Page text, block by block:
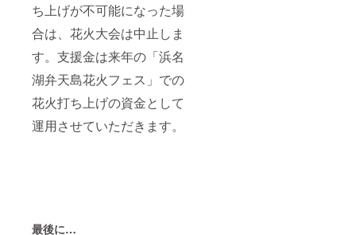
ち上げが不可能になった場
合は、花火大会は中止しま
す。支援金は来年の「浜名
湖弁天島花火フェス」での
花火打ち上げの資金として
運用させていただきます。
最後に…